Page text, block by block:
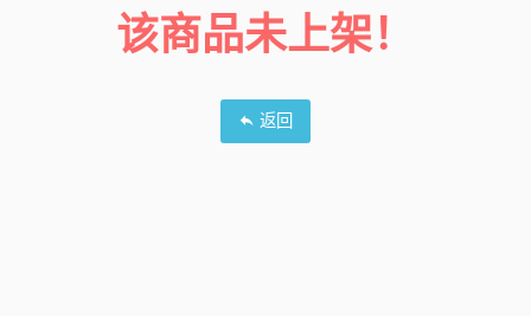
该商品未上架！
返回